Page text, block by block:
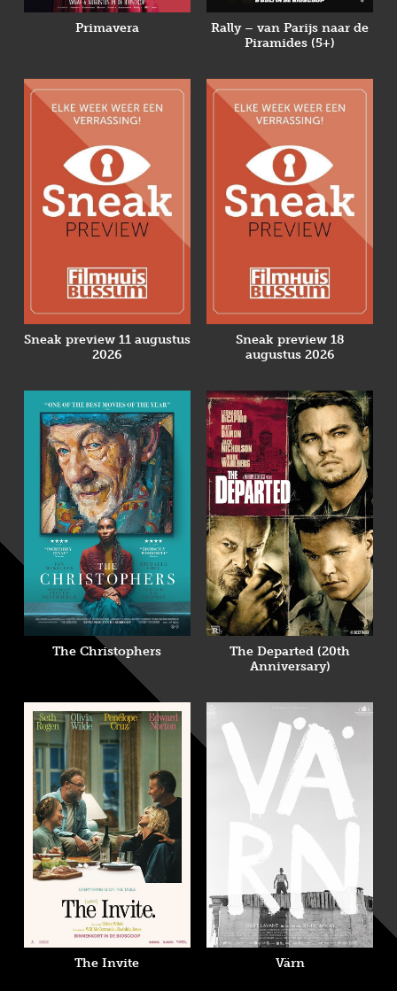
Primavera
Rally – van Parijs naar de
Piramides (5+)
Sneak preview 11 augustus
2026
Sneak preview 18
augustus 2026
The Christophers
The Departed (20th
Anniversary)
The Invite Värn